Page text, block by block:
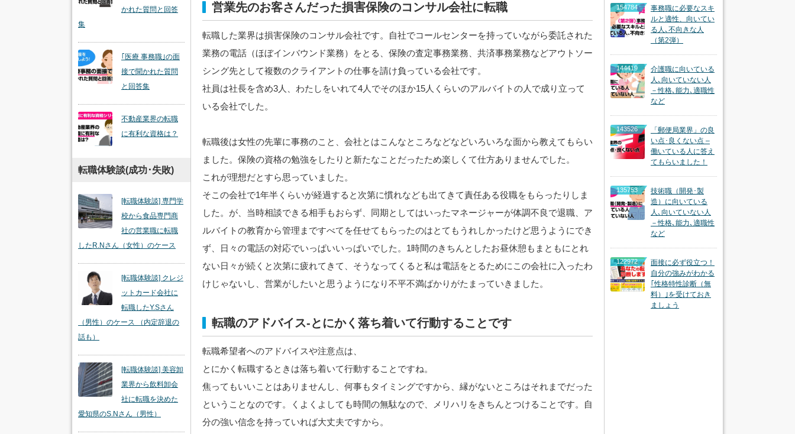
営業先のお客さんだった損害保険のコンサル会社に転職
転職した業界は損害保険のコンサル会社です。自社でコールセンターを持っていながら委託された
業務の電話（ほぼインバウンド業務）をとる、保険の査定事務業務、共済事務業務などアウトソー
シング先として複数のクライアントの仕事を請け負っている会社です。
社員は社長を含め3人、わたしをいれて4人でそのほか15人くらいのアルバイトの人で成り立って
いる会社でした。
転職後は女性の先輩に事務のこと、会社とはこんなところなどなどいろいろな面から教えてもらい
ました。保険の資格の勉強をしたりと新たなことだったため楽しくて仕方ありませんでした。
これが理想だとすら思っていました。
そこの会社で1年半くらいが経過すると次第に慣れなども出てきて責任ある役職をもらったりしま
した。が、当時相談できる相手もおらず、同期としてはいったマネージャーが体調不良で退職、ア
ルバイトの教育から管理まですべてを任せてもらったのはとてもうれしかったけど思うようにでき
ず、日々の電話の対応でいっぱいいっぱいでした。1時間のきちんとしたお昼休憩もまともにとれ
ない日々が続くと次第に疲れてきて、そうなってくると私は電話をとるためにこの会社に入ったわ
けじゃないし、営業がしたいと思うようになり不平不満ばかりがたまっていきました。
転職のアドバイス-とにかく落ち着いて行動することです
転職希望者へのアドバイスや注意点は、
とにかく転職するときは落ち着いて行動することですね。
焦ってもいいことはありませんし、何事もタイミングですから、縁がないところはそれまでだった
ということなのです。くよくよしても時間の無駄なので、メリハリをきちんとつけることです。自
分の強い信念を持っていれば大丈夫ですから。
かれた質問と回答
集
｢医療 事務職｣の面
接で聞かれた質問
と回答集
不動産業界の転職
に有利な資格は？
転職体験談(成功･失敗)
[転職体験談] 専門学
校から食品専門商
社の営業職に転職
したR.Nさん（女性）のケース
[転職体験談] クレジ
ットカード会社に
転職したY.Sさん
（男性）のケース （内定辞退の
話も）
[転職体験談] 美容卸
業界から飲料卸会
社に転職を決めた
愛知県のS.Nさん（男性）
154784
事務職に必要なスキ
ルと適性、向いてい
る人､不向きな人
（第2弾）
144419
介護職に向いている
人､向いていない人
－性格､能力､適職性
など
143526
「郵便局業界」の良
い点･良くない点 –
働いている人に答え
てもらいました！
135753
技術職（開発･製
造）に向いている
人､向いていない人
－性格､能力､適職性
など
122972
面接に必ず役立つ！
自分の強みがわかる
｢性格特性診断（無
料）｣を受けておき
ましょう